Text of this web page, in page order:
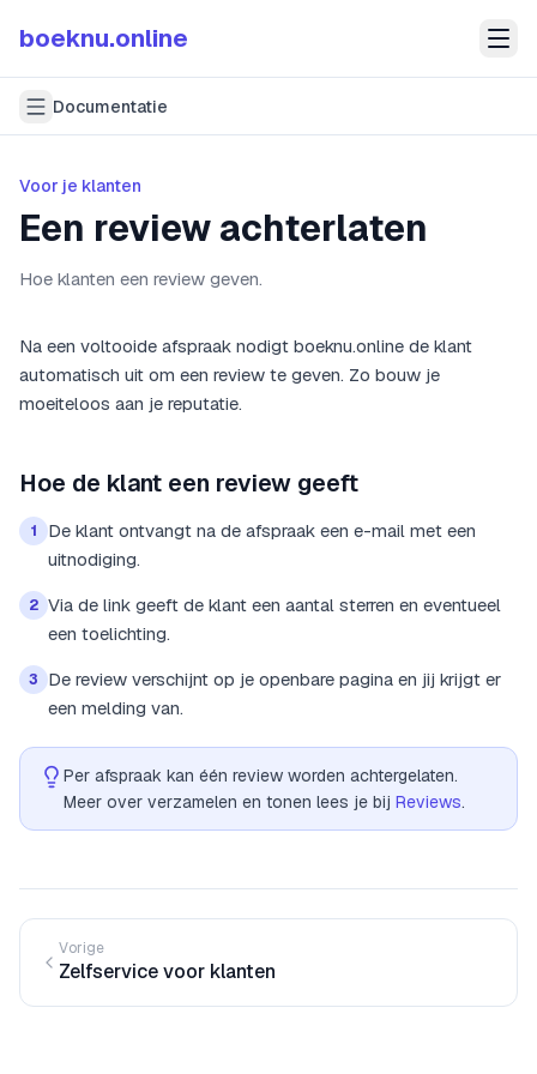
boeknu.online
Documentatie
Voor je klanten
Een review achterlaten
Hoe klanten een review geven.
Na een voltooide afspraak nodigt boeknu.online de klant
automatisch uit om een review te geven. Zo bouw je
moeiteloos aan je reputatie.
Hoe de klant een review geeft
1
De klant ontvangt na de afspraak een e-mail met een
uitnodiging.
2 Via de link geeft de klant een aantal sterren en eventueel
een toelichting.
3
De review verschijnt op je openbare pagina en jij krijgt er
een melding van.
Per afspraak kan één review worden achtergelaten.
Meer over verzamelen en tonen lees je bij Reviews.
Vorige
Zelfservice voor klanten